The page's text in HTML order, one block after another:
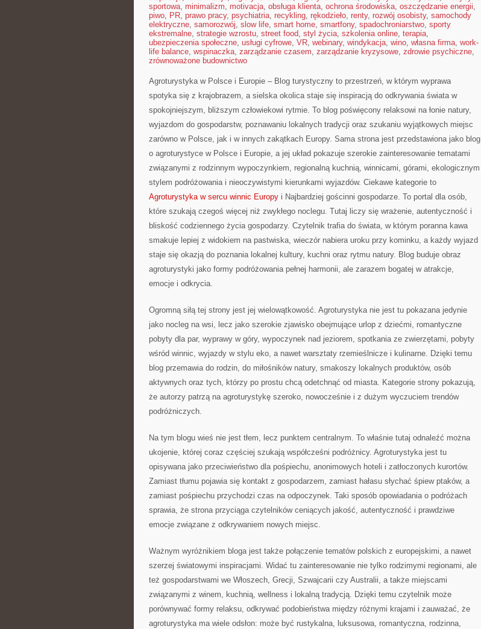
sportowa, minimalizm, motivacja, obsługa klienta, ochrona środowiska, oszczędzanie energii,
piwo, PR, prawo pracy, psychiatria, recykling, rękodzieło, renty, rozwój osobisty, samochody
elektryczne, samorozwój, slow life, smart home, smartfony, spadochroniarstwo, sporty
ekstremalne, strategie wzrostu, street food, styl życia, szkolenia online, terapia,
ubezpieczenia społeczne, usługi cyfrowe, VR, webinary, windykacja, wino, własna firma, work-
life balance, wspinaczka, zarządzanie czasem, zarządzanie kryzysowe, zdrowie psychiczne,
zrównoważone budownictwo
Agroturystyka w Polsce i Europie – Blog turystyczny to przestrzeń, w którym wyprawa
spotyka się z krajobrazem, a sielska okolica staje się inspiracją do odkrywania świata w
spokojniejszym, bliższym człowiekowi rytmie. To blog poświęcony relaksowi na łonie natury,
wyjazdom do gospodarstw, poznawaniu lokalnych tradycji oraz szukaniu wyjątkowych miejsc
zarówno w Polsce, jak i w innych zakątkach Europy. Sama strona jest przedstawiona jako blog
o agroturystyce w Polsce i Europie, a jej układ pokazuje szerokie zainteresowanie tematami
związanymi z rodzinnym wypoczynkiem, regionalną kuchnią, winnicami, górami, ekologicznym
stylem podróżowania i nieoczywistymi kierunkami wyjazdów. Ciekawe kategorie to
Agroturystyka w sercu winnic Europy i Najbardziej gościnni gospodarze. To portal dla osób,
które szukają czegoś więcej niż zwykłego noclegu. Tutaj liczy się wrażenie, autentyczność i
bliskość codziennego życia gospodarzy. Czytelnik trafia do świata, w którym poranna kawa
smakuje lepiej z widokiem na pastwiska, wieczór nabiera uroku przy kominku, a każdy wyjazd
staje się okazją do poznania lokalnej kultury, kuchni oraz rytmu natury. Blog buduje obraz
agroturystyki jako formy podróżowania pełnej harmonii, ale zarazem bogatej w atrakcje,
emocje i odkrycia.
Ogromną siłą tej strony jest jej wielowątkowość. Agroturystyka nie jest tu pokazana jedynie
jako nocleg na wsi, lecz jako szerokie zjawisko obejmujące urlop z dziećmi, romantyczne
pobyty dla par, wyprawy w góry, wypoczynek nad jeziorem, spotkania ze zwierzętami, pobyty
wśród winnic, wyjazdy w stylu eko, a nawet warsztaty rzemieślnicze i kulinarne. Dzięki temu
blog przemawia do rodzin, do miłośników natury, smakoszy lokalnych produktów, osób
aktywnych oraz tych, którzy po prostu chcą odetchnąć od miasta. Kategorie strony pokazują,
że autorzy patrzą na agroturystykę szeroko, nowocześnie i z dużym wyczuciem trendów
podróżniczych.
Na tym blogu wieś nie jest tłem, lecz punktem centralnym. To właśnie tutaj odnaleźć można
ukojenie, której coraz częściej szukają współcześni podróżnicy. Agroturystyka jest tu
opisywana jako przeciwieństwo dla pośpiechu, anonimowych hoteli i zatłoczonych kurortów.
Zamiast tłumu pojawia się kontakt z gospodarzem, zamiast hałasu słychać śpiew ptaków, a
zamiast pośpiechu przychodzi czas na odpoczynek. Taki sposób opowiadania o podróżach
sprawia, że strona przyciąga czytelników ceniących jakość, autentyczność i prawdziwe
emocje związane z odkrywaniem nowych miejsc.
Ważnym wyróżnikiem bloga jest także połączenie tematów polskich z europejskimi, a nawet
szerzej światowymi inspiracjami. Widać tu zainteresowanie nie tylko rodzimymi regionami, ale
też gospodarstwami we Włoszech, Grecji, Szwajcarii czy Australii, a także miejscami
związanymi z winem, kuchnią, wellness i lokalną tradycją. Dzięki temu czytelnik może
porównywać formy relaksu, odkrywać podobieństwa między różnymi krajami i zauważać, że
agroturystyka ma wiele odsłon: może być rustykalna, luksusowa, romantyczna, rodzinna,